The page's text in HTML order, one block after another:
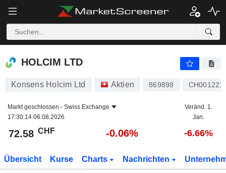
HOLCIM LTD
HOLCIM LTD
Konsens Holcim Ltd Aktien 869898
Markt geschlossen - Swiss Exchange
17:30:14 06.08.2026
Veränd. 1.
Jan.
72.58 CHF -0.06% -6.66%
Übersicht Kurse Charts Nachrichten